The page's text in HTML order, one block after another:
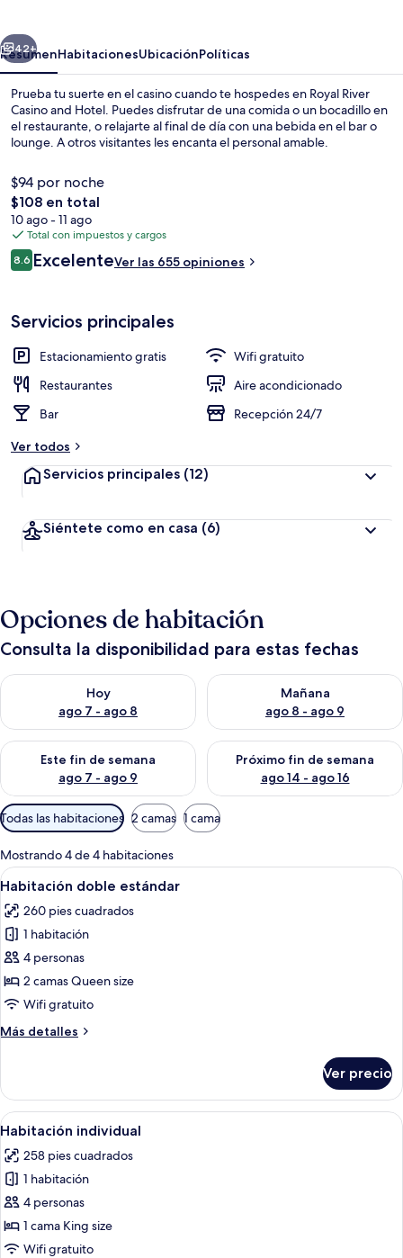
Hotel
Siguiente
42+
ResumenHabitacionesUbicaciónPolíticas
Prueba tu suerte en el casino cuando te hospedes en Royal River
Casino and Hotel. Puedes disfrutar de una comida o un bocadillo en
el restaurante, o relajarte al final de día con una bebida en el bar o
lounge. A otros visitantes les encanta el personal amable.
$94 por noche
El
precio
total
es
de
$108 en total
10 ago - 11 ago
Total con impuestos y cargos
Opiniones
8.68.6 de 10,
ExcelenteVer las 655 opiniones
Servicios principales
Estacionamiento gratis
Wifi gratuito
Restaurantes
Aire acondicionado
Bar
Recepción 24/7
Ver todos
Servicios principales (12)
Siéntete como en casa (6)
Opciones de habitación
Consulta la disponibilidad para estas fechas
Hoy
ago 7 - ago 8
Consulta la disponibilidad para hoy ago 7 - ago 8
Mañana
ago 8 - ago 9
Consulta la disponibilidad
Este fin de semana
ago 7 - ago 9
Consulta la disponibilidad para este fin de semana ago 7 -
Próximo fin de semana
ago 14 - ago 16
Consulta la disponibilidad
Filtros
disponibles
para
las
habitaciones
Todas las habitaciones 2 camas 1 cama
Mostrando 4 de 4 habitaciones
Abrir
todas
las
fotos
de
Habitación
doble
Una habitación de hotel con dos
4
Habitación doble estándar
260 pies cuadrados
1 habitación
4 personas
2 camas Queen size
Wifi gratuito
Más detalles
Más
doble
estándar
Ver precio
Abrir
todas
las
fotos
de
Habitación
individual
Una habitación de hotel con una
4
Habitación individual
258 pies cuadrados
1 habitación
4 personas
1 cama King size
Wifi gratuito